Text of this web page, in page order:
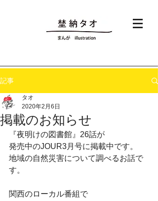
記事
掲載のお知らせ
タオ
2020年2月6日
『夜明けの図書館』26話が
発売中のJOUR3月号に掲載中です。
地域の自然災害について調べるお話で
す。
関西のローカル番組で